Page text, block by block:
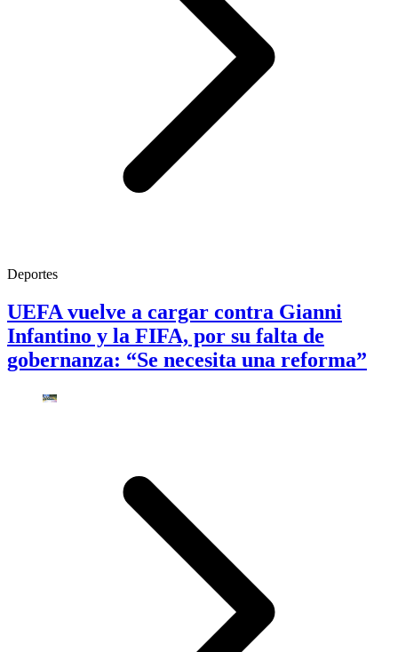
Deportes
UEFA vuelve a cargar contra Gianni
Infantino y la FIFA, por su falta de
gobernanza: “Se necesita una reforma”